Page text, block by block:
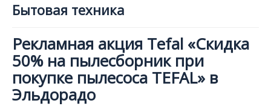
Форум
Помощь
Вход
Бытовая техника
Рекламная акция Tefal «Скидка
50% на пылесборник при
покупке пылесоса TEFAL» в
Эльдорадо